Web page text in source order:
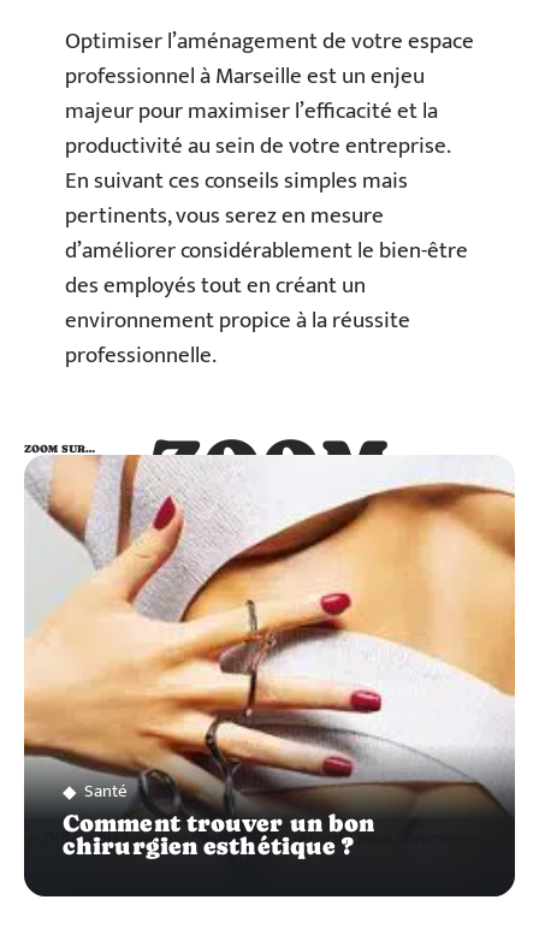
Optimiser l’aménagement de votre espace
professionnel à Marseille est un enjeu
majeur pour maximiser l’efficacité et la
productivité au sein de votre entreprise.
En suivant ces conseils simples mais
pertinents, vous serez en mesure
d’améliorer considérablement le bien-être
des employés tout en créant un
environnement propice à la réussite
professionnelle.
ZOOM
SUR…
ZOOM SUR…
Santé
Comment trouver un bon
chirurgien esthétique ?